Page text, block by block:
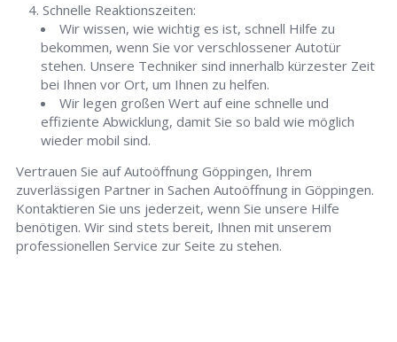
Schnelle Reaktionszeiten:
Wir wissen, wie wichtig es ist, schnell Hilfe zu
bekommen, wenn Sie vor verschlossener Autotür
stehen. Unsere Techniker sind innerhalb kürzester Zeit
bei Ihnen vor Ort, um Ihnen zu helfen.
Wir legen großen Wert auf eine schnelle und
effiziente Abwicklung, damit Sie so bald wie möglich
wieder mobil sind.
Vertrauen Sie auf Autoöffnung Göppingen, Ihrem
zuverlässigen Partner in Sachen Autoöffnung in Göppingen.
Kontaktieren Sie uns jederzeit, wenn Sie unsere Hilfe
benötigen. Wir sind stets bereit, Ihnen mit unserem
professionellen Service zur Seite zu stehen.